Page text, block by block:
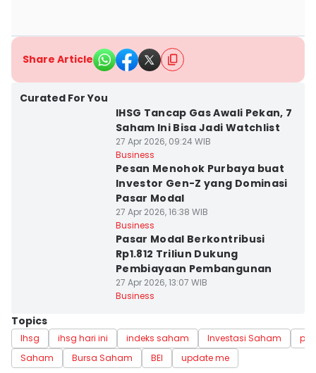
Share Article
Curated For You
IHSG Tancap Gas Awali Pekan, 7
Saham Ini Bisa Jadi Watchlist
27 Apr 2026, 09:24 WIB
Business
Pesan Menohok Purbaya buat
Investor Gen-Z yang Dominasi
Pasar Modal
27 Apr 2026, 16:38 WIB
Business
Pasar Modal Berkontribusi
Rp1.812 Triliun Dukung
Pembiayaan Pembangunan
27 Apr 2026, 13:07 WIB
Business
Topics
Ihsg ihsg hari ini indeks saham Investasi Saham
Saham
Bursa Saham BEI update me